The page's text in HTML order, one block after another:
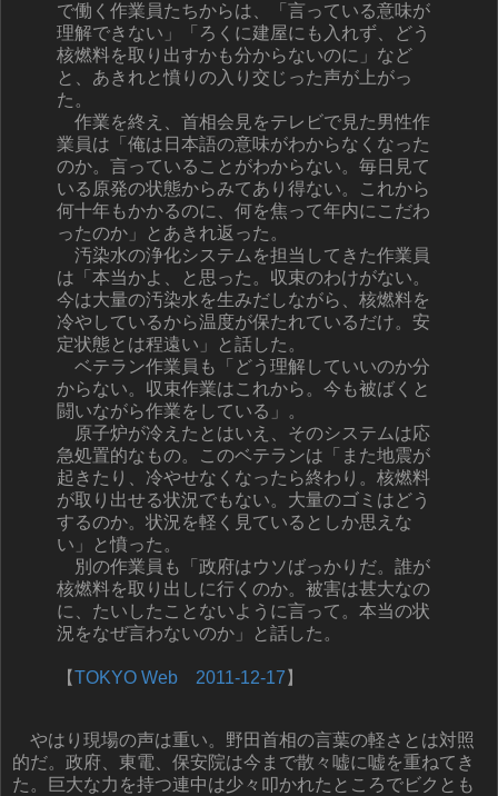
で働く作業員たちからは、「言っている意味が
理解できない」「ろくに建屋にも入れず、どう
核燃料を取り出すかも分からないのに」など
と、あきれと憤りの入り交じった声が上がっ
た。
作業を終え、首相会見をテレビで見た男性作
業員は「俺は日本語の意味がわからなくなった
のか。言っていることがわからない。毎日見て
いる原発の状態からみてあり得ない。これから
何十年もかかるのに、何を焦って年内にこだわ
ったのか」とあきれ返った。
汚染水の浄化システムを担当してきた作業員
は「本当かよ、と思った。収束のわけがない。
今は大量の汚染水を生みだしながら、核燃料を
冷やしているから温度が保たれているだけ。安
定状態とは程遠い」と話した。
ベテラン作業員も「どう理解していいのか分
からない。収束作業はこれから。今も被ばくと
闘いながら作業をしている」。
原子炉が冷えたとはいえ、そのシステムは応
急処置的なもの。このベテランは「また地震が
起きたり、冷やせなくなったら終わり。核燃料
が取り出せる状況でもない。大量のゴミはどう
するのか。状況を軽く見ているとしか思えな
い」と憤った。
別の作業員も「政府はウソばっかりだ。誰が
核燃料を取り出しに行くのか。被害は甚大なの
に、たいしたことないように言って。本当の状
況をなぜ言わないのか」と話した。
【TOKYO Web 2011-12-17 】
やはり現場の声は重い。野田首相の言葉の軽さとは対照
的だ。政府、東電、保安院は今まで散々嘘に嘘を重ねてき
た。巨大な力を持つ連中は少々叩かれたところでビクとも